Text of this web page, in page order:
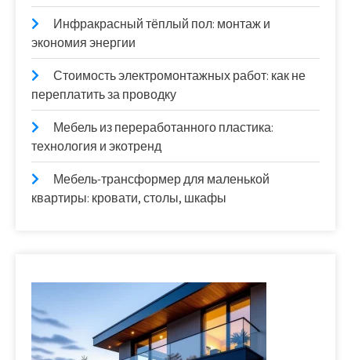
Инфракрасный тёплый пол: монтаж и
экономия энергии
Стоимость электромонтажных работ: как не
переплатить за проводку
Мебель из переработанного пластика:
технология и экотренд
Мебель-трансформер для маленькой
квартиры: кровати, столы, шкафы